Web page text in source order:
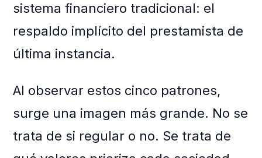
sistema financiero tradicional: el
respaldo implícito del prestamista de
última instancia.
Al observar estos cinco patrones,
surge una imagen más grande. No se
trata de si regular o no. Se trata de